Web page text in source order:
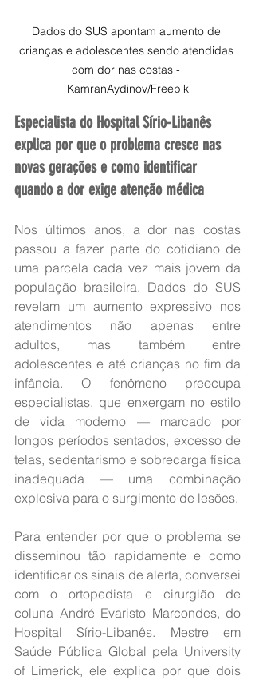
Dados do SUS apontam aumento de
crianças e adolescentes sendo atendidas
com dor nas costas -
KamranAydinov/Freepik
Especialista do Hospital Sírio-Libanês
explica por que o problema cresce nas
novas gerações e como identificar
quando a dor exige atenção médica
Nos últimos anos, a dor nas costas
passou a fazer parte do cotidiano de
uma parcela cada vez mais jovem da
população brasileira. Dados do SUS
revelam um aumento expressivo nos
atendimentos não apenas entre
adultos, mas também entre
adolescentes e até crianças no fim da
infância. O fenômeno preocupa
especialistas, que enxergam no estilo
de vida moderno — marcado por
longos períodos sentados, excesso de
telas, sedentarismo e sobrecarga física
inadequada — uma combinação
explosiva para o surgimento de lesões.
Para entender por que o problema se
disseminou tão rapidamente e como
identificar os sinais de alerta, conversei
com o ortopedista e cirurgião de
coluna André Evaristo Marcondes, do
Hospital Sírio-Libanês. Mestre em
Saúde Pública Global pela University
of Limerick, ele explica por que dois